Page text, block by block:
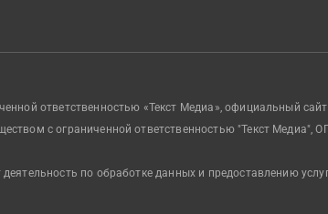
ответственностью «Текст Медиа», официальный
с ограниченной ответственностью "Текст
по обработке данных и предоставлению